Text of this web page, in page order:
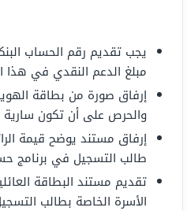
يجب تقديم رقم الحساب
مبلغ الدعم النقدي في هذا
إرفاق صورة من بطاقة
والحرص على أن تكون سارية
إرفاق مستند يوضح قيمة
طالب التسجيل في برنامج
تقديم مستند البطاقة
الأسرة الخاصة بطالب